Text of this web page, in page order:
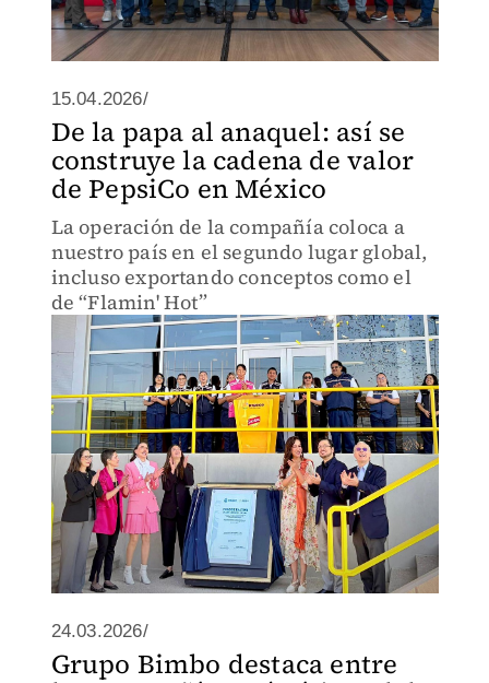
15.04.2026/
De la papa al anaquel: así se
construye la cadena de valor
de PepsiCo en México
La operación de la compañía coloca a
nuestro país en el segundo lugar global,
incluso exportando conceptos como el
de “Flamin' Hot”
24.03.2026/
Grupo Bimbo destaca entre